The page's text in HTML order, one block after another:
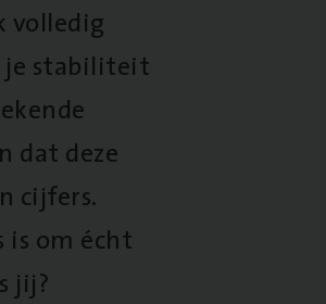
volledig
je stabiliteit
dat deze
cijfers.
is om écht
jij?